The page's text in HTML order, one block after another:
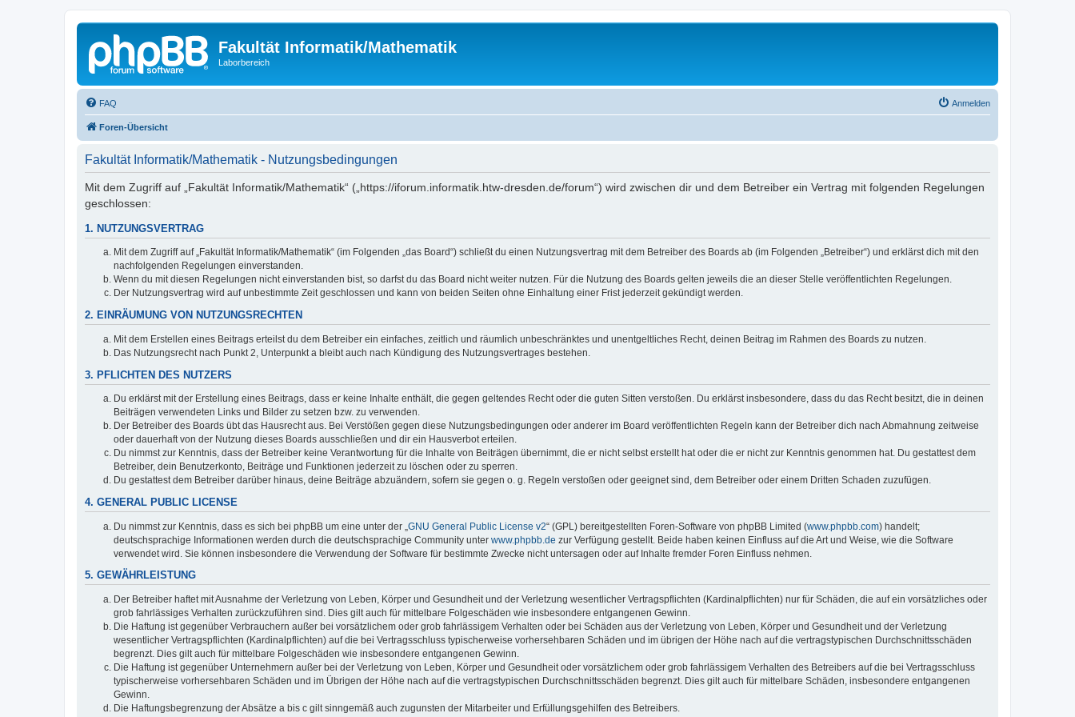
Fakultät Informatik/Mathematik
Laborbereich
FAQ Anmelden
Foren-Übersicht
Fakultät Informatik/Mathematik - Nutzungsbedingungen
Mit dem Zugriff auf „Fakultät Informatik/Mathematik“ („https://iforum.informatik.htw-dresden.de/forum“) wird zwischen dir und dem Betreiber ein Vertrag mit folgenden Regelungen
geschlossen:
1. NUTZUNGSVERTRAG
Mit dem Zugriff auf „Fakultät Informatik/Mathematik“ (im Folgenden „das Board“) schließt du einen Nutzungsvertrag mit dem Betreiber des Boards ab (im Folgenden „Betreiber“) und erklärst dich mit den
nachfolgenden Regelungen einverstanden.
Wenn du mit diesen Regelungen nicht einverstanden bist, so darfst du das Board nicht weiter nutzen. Für die Nutzung des Boards gelten jeweils die an dieser Stelle veröffentlichten Regelungen.
Der Nutzungsvertrag wird auf unbestimmte Zeit geschlossen und kann von beiden Seiten ohne Einhaltung einer Frist jederzeit gekündigt werden.
2. EINRÄUMUNG VON NUTZUNGSRECHTEN
Mit dem Erstellen eines Beitrags erteilst du dem Betreiber ein einfaches, zeitlich und räumlich unbeschränktes und unentgeltliches Recht, deinen Beitrag im Rahmen des Boards zu nutzen.
Das Nutzungsrecht nach Punkt 2, Unterpunkt a bleibt auch nach Kündigung des Nutzungsvertrages bestehen.
3. PFLICHTEN DES NUTZERS
Du erklärst mit der Erstellung eines Beitrags, dass er keine Inhalte enthält, die gegen geltendes Recht oder die guten Sitten verstoßen. Du erklärst insbesondere, dass du das Recht besitzt, die in deinen
Beiträgen verwendeten Links und Bilder zu setzen bzw. zu verwenden.
Der Betreiber des Boards übt das Hausrecht aus. Bei Verstößen gegen diese Nutzungsbedingungen oder anderer im Board veröffentlichten Regeln kann der Betreiber dich nach Abmahnung zeitweise
oder dauerhaft von der Nutzung dieses Boards ausschließen und dir ein Hausverbot erteilen.
Du nimmst zur Kenntnis, dass der Betreiber keine Verantwortung für die Inhalte von Beiträgen übernimmt, die er nicht selbst erstellt hat oder die er nicht zur Kenntnis genommen hat. Du gestattest dem
Betreiber, dein Benutzerkonto, Beiträge und Funktionen jederzeit zu löschen oder zu sperren.
Du gestattest dem Betreiber darüber hinaus, deine Beiträge abzuändern, sofern sie gegen o. g. Regeln verstoßen oder geeignet sind, dem Betreiber oder einem Dritten Schaden zuzufügen.
4. GENERAL PUBLIC LICENSE
Du nimmst zur Kenntnis, dass es sich bei phpBB um eine unter der „ GNU General Public License v2“ (GPL) bereitgestellten Foren-Software von phpBB Limited (www.phpbb.com) handelt;
deutschsprachige Informationen werden durch die deutschsprachige Community unter www.phpbb.de zur Verfügung gestellt. Beide haben keinen Einfluss auf die Art und Weise, wie die Software
verwendet wird. Sie können insbesondere die Verwendung der Software für bestimmte Zwecke nicht untersagen oder auf Inhalte fremder Foren Einfluss nehmen.
5. GEWÄHRLEISTUNG
Der Betreiber haftet mit Ausnahme der Verletzung von Leben, Körper und Gesundheit und der Verletzung wesentlicher Vertragspflichten (Kardinalpflichten) nur für Schäden, die auf ein vorsätzliches oder
grob fahrlässiges Verhalten zurückzuführen sind. Dies gilt auch für mittelbare Folgeschäden wie insbesondere entgangenen Gewinn.
Die Haftung ist gegenüber Verbrauchern außer bei vorsätzlichem oder grob fahrlässigem Verhalten oder bei Schäden aus der Verletzung von Leben, Körper und Gesundheit und der Verletzung
wesentlicher Vertragspflichten (Kardinalpflichten) auf die bei Vertragsschluss typischerweise vorhersehbaren Schäden und im übrigen der Höhe nach auf die vertragstypischen Durchschnittsschäden
begrenzt. Dies gilt auch für mittelbare Folgeschäden wie insbesondere entgangenen Gewinn.
Die Haftung ist gegenüber Unternehmern außer bei der Verletzung von Leben, Körper und Gesundheit oder vorsätzlichem oder grob fahrlässigem Verhalten des Betreibers auf die bei Vertragsschluss
typischerweise vorhersehbaren Schäden und im Übrigen der Höhe nach auf die vertragstypischen Durchschnittsschäden begrenzt. Dies gilt auch für mittelbare Schäden, insbesondere entgangenen
Gewinn.
Die Haftungsbegrenzung der Absätze a bis c gilt sinngemäß auch zugunsten der Mitarbeiter und Erfüllungsgehilfen des Betreibers.